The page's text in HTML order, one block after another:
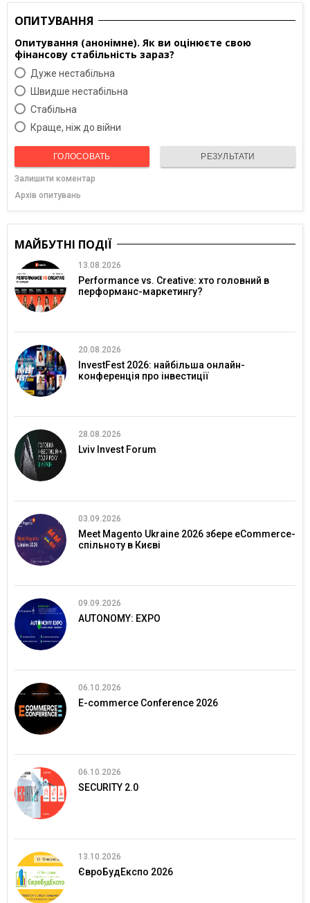
ОПИТУВАННЯ
Опитування (анонімне). Як ви оцінюєте свою
фінансову стабільність зараз?
Дуже нестабільна
Швидше нестабільна
Cтабільна
Краще, ніж до війни
ГОЛОСОВАТЬ РЕЗУЛЬТАТИ
Залишити коментар
Архів опитувань
МАЙБУТНІ ПОДІЇ
13.08.2026
Performance vs. Creative: хто головний в
перформанс-маркетингу?
20.08.2026
InvestFest 2026: найбільша онлайн-
конференція про інвестиції
28.08.2026
Lviv Invest Forum
03.09.2026
Meet Magento Ukraine 2026 збере eCommerce-
спільноту в Києві
09.09.2026
AUTONOMY: EXPO
06.10.2026
E-commerce Conference 2026
06.10.2026
SECURITY 2.0
13.10.2026
ЄвроБудЕкспо 2026